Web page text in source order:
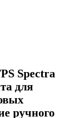
Spectra
для
ручного